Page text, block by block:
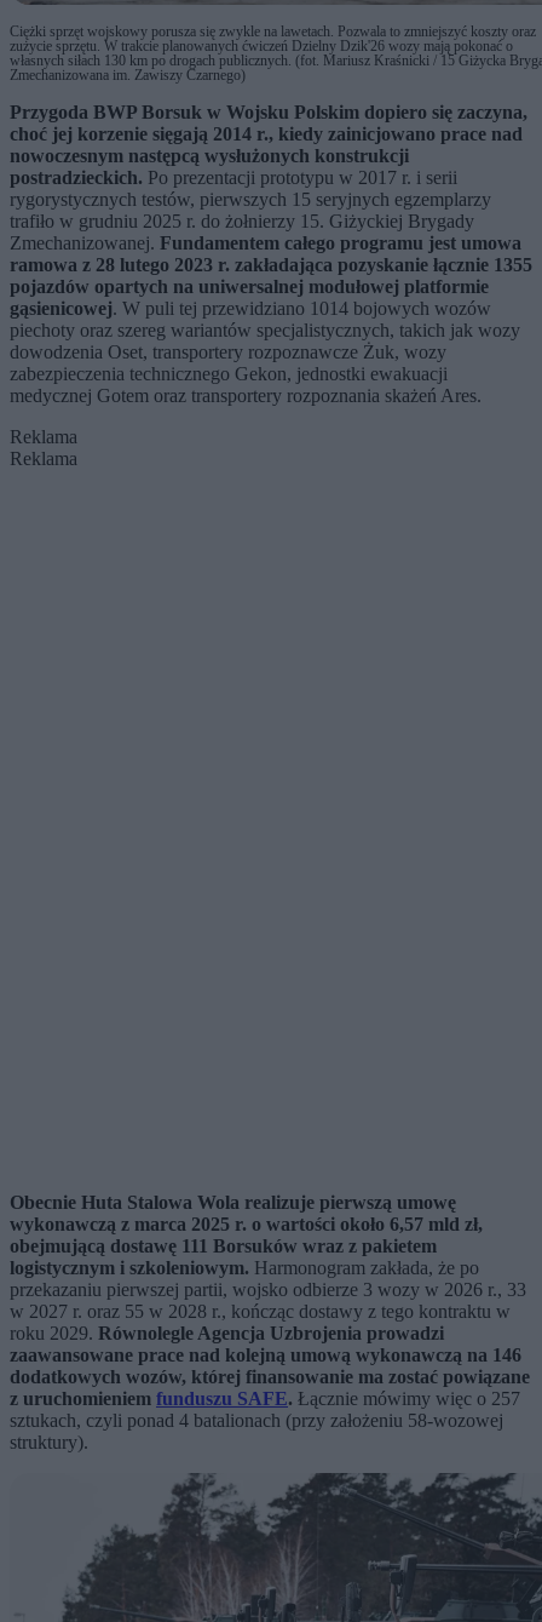
Ciężki sprzęt wojskowy porusza się zwykle na lawetach. Pozwala to zmniejszyć koszty oraz
zużycie sprzętu. W trakcie planowanych ćwiczeń Dzielny Dzik'26 wozy mają pokonać o
własnych siłach 130 km po drogach publicznych. (fot. Mariusz Kraśnicki / 15 Giżycka
Zmechanizowana im. Zawiszy Czarnego)
Przygoda BWP Borsuk w Wojsku Polskim dopiero się zaczyna,
choć jej korzenie sięgają 2014 r., kiedy zainicjowano prace nad
nowoczesnym następcą wysłużonych konstrukcji
postradzieckich. Po prezentacji prototypu w 2017 r. i serii
rygorystycznych testów, pierwszych 15 seryjnych egzemplarzy
trafiło w grudniu 2025 r. do żołnierzy 15. Giżyckiej Brygady
Zmechanizowanej. Fundamentem całego programu jest umowa
ramowa z 28 lutego 2023 r. zakładająca pozyskanie łącznie 1355
pojazdów opartych na uniwersalnej modułowej platformie
gąsienicowej. W puli tej przewidziano 1014 bojowych wozów
piechoty oraz szereg wariantów specjalistycznych, takich jak wozy
dowodzenia Oset, transportery rozpoznawcze Żuk, wozy
zabezpieczenia technicznego Gekon, jednostki ewakuacji
medycznej Gotem oraz transportery rozpoznania skażeń Ares.
Reklama
Reklama
Obecnie Huta Stalowa Wola realizuje pierwszą umowę
wykonawczą z marca 2025 r. o wartości około 6,57 mld zł,
obejmującą dostawę 111 Borsuków wraz z pakietem
logistycznym i szkoleniowym. Harmonogram zakłada, że po
przekazaniu pierwszej partii, wojsko odbierze 3 wozy w 2026 r., 33
w 2027 r. oraz 55 w 2028 r., kończąc dostawy z tego kontraktu w
roku 2029. Równolegle Agencja Uzbrojenia prowadzi
zaawansowane prace nad kolejną umową wykonawczą na 146
dodatkowych wozów, której finansowanie ma zostać powiązane
z uruchomieniem funduszu SAFE. Łącznie mówimy więc o 257
sztukach, czyli ponad 4 batalionach (przy założeniu 58-wozowej
struktury).